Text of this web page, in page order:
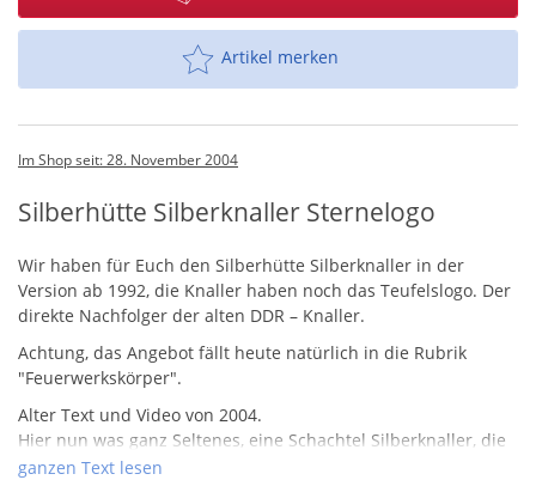
Artikel merken
Im Shop seit: 28. November 2004
Silberhütte Silberknaller Sternelogo
Wir haben für Euch den Silberhütte Silberknaller in der
Version ab 1992, die Knaller haben noch das Teufelslogo. Der
direkte Nachfolger der alten DDR – Knaller.
Achtung, das Angebot fällt heute natürlich in die Rubrik
"Feuerwerkskörper".
Alter Text und Video von 2004.
Hier nun was ganz Seltenes, eine Schachtel Silberknaller, die
ersten Knaller von Silberhütte, die nach der Wende
ganzen Text lesen